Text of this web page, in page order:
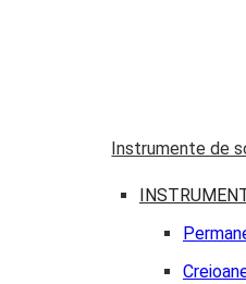
Instrumente de